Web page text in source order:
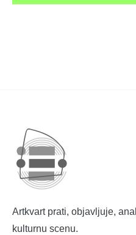
Artkvart prati, objavljuje,
kulturnu scenu.